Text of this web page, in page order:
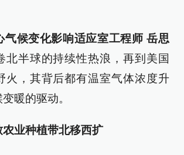
气候变化影响适应室工程师 岳思
北半球的持续性热浪，再到美国
火，其背后都有温室气体浓度升
暖的驱动。
业种植带北移西扩